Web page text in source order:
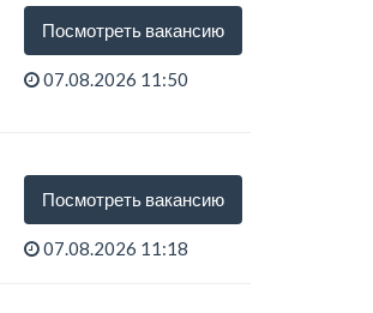
Посмотреть вакансию
07.08.2026 11:50
Посмотреть вакансию
07.08.2026 11:18